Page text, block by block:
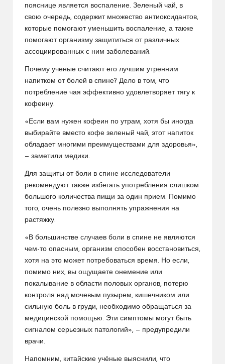
пояснице является воспаление. Зеленый чай, в
свою очередь, содержит множество антиоксидантов,
которые помогают уменьшить воспаление, а также
помогают организму защититься от различных
ассоциированных с ним заболеваний.
Почему ученые считают его лучшим утренним
напитком от болей в спине? Дело в том, что
потребление чая эффективно удовлетворяет тягу к
кофеину.
«Если вам нужен кофеин по утрам, хотя бы иногда
выбирайте вместо кофе зеленый чай, этот напиток
обладает многими преимуществами для здоровья»,
— заметили медики.
Для защиты от боли в спине исследователи
рекомендуют также избегать употребления слишком
большого количества пищи за один прием. Помимо
того, очень полезно выполнять упражнения на
растяжку.
«В большинстве случаев боли в спине не являются
чем-то опасным, организм способен восстановиться,
хотя на это может потребоваться время. Но если,
помимо них, вы ощущаете онемение или
покалывание в области половых органов, потерю
контроля над мочевым пузырем, кишечником или
сильную боль в груди, необходимо обращаться за
медицинской помощью. Эти симптомы могут быть
сигналом серьезных патологий», — предупредили
врачи.
Напомним, китайские учёные выяснили, что